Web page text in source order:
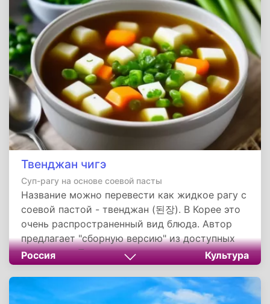
сковорода и кастрюля (или мультиварка). В
качестве гарнира подойдут зелень, овощи,
макароны, клецки.
Твенджан чигэ
Суп-рагу на основе соевой пасты
Название можно перевести как жидкое рагу с
соевой пастой - твенджан (된장). В Корее это
очень распространенный вид блюда. Автор
предлагает "сборную версию" из доступных
продуктов. Получается наваристо, сытно и с
остринкой. Состав можно скорректировать
Россия Культура